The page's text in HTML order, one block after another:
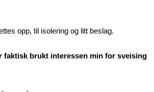
opp, til isolering og litt beslag.
faktisk brukt interessen min for sveising